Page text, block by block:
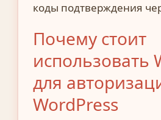
коды подтверждения
Почему стоит
использовать
для
WordPress